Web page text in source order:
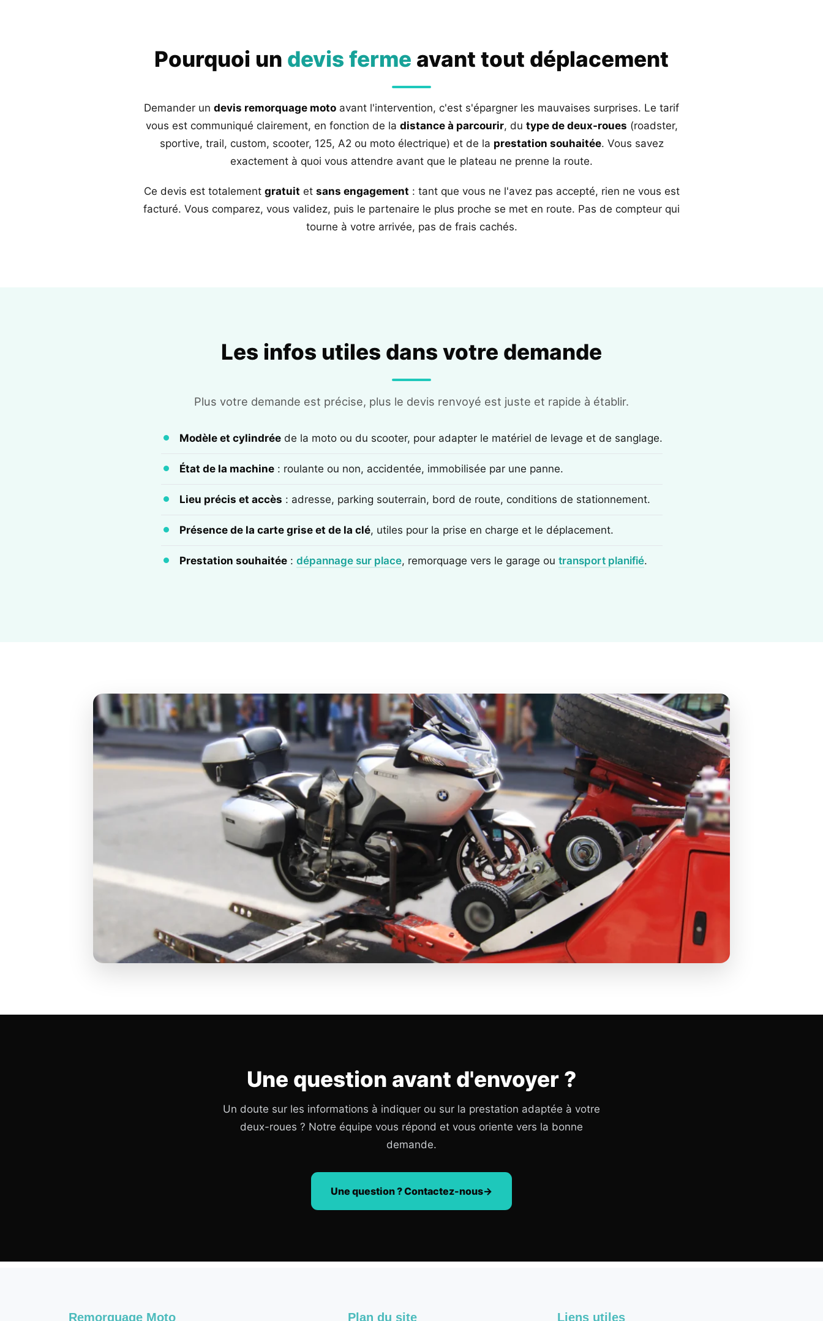
Pourquoi un devis ferme avant tout déplacement
Demander un devis remorquage moto avant l'intervention, c'est s'épargner les mauvaises surprises. Le tarif
vous est communiqué clairement, en fonction de la distance à parcourir, du type de deux-roues (roadster,
sportive, trail, custom, scooter, 125, A2 ou moto électrique) et de la prestation souhaitée. Vous savez
exactement à quoi vous attendre avant que le plateau ne prenne la route.
Ce devis est totalement gratuit et sans engagement : tant que vous ne l'avez pas accepté, rien ne vous est
facturé. Vous comparez, vous validez, puis le partenaire le plus proche se met en route. Pas de compteur qui
tourne à votre arrivée, pas de frais cachés.
Les infos utiles dans votre demande
Plus votre demande est précise, plus le devis renvoyé est juste et rapide à établir.
Modèle et cylindréede la moto ou du scooter, pour adapter le matériel de levage et de sanglage.
État de la machine: roulante ou non, accidentée, immobilisée par une panne.
Lieu précis et accès : adresse, parking souterrain, bord de route, conditions de stationnement.
Présence de la carte grise et de la clé, utiles pour la prise en charge et le déplacement.
Prestation souhaitée: dépannage sur place, remorquage vers le garage ou transport planifié.
Une question avant d'envoyer ?
Un doute sur les informations à indiquer ou sur la prestation adaptée à votre
deux-roues ? Notre équipe vous répond et vous oriente vers la bonne
demande.
Une question ? Contactez-nous
Remorquage Moto Plan du site Liens utiles